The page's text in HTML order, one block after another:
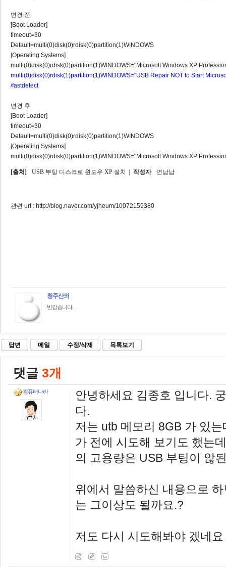
변경 전
[Boot Loader]
timeout=30
Default=multi(0)disk(0)rdisk(0)partition(1)WINDOWS
[Operating Systems]
multi(0)disk(0)rdisk(0)partition(1)WINDOWS="Microsoft Windows XP
multi(0)disk(0)rdisk(1)partition(1)WINDOWS="USB Repair NOT to Start
/fastdetect
변경 후
[Boot Loader]
timeout=30
Default=multi(0)disk(0)rdisk(0)partition(1)WINDOWS
[Operating Systems]
multi(0)disk(0)rdisk(0)partition(1)WINDOWS="Microsoft Windows XP
[출처] USB 부팅 디스크로 윈도우 XP 설치 작성자 연남남
관련 url : http://blog.naver.com/yjheum/10072159380
청주산의
반갑습니다.
답변 메일 수정/삭제 목록보기
댓글 3개
컴퓨터나라
안녕하세요 김종호 입니다.
다.
저는 utb 메모리 8GB 가 있
가 전에 시도해 보기도 했는
의 고용량은 USB 부팅이 않
위에서 말씀하신 내용으로
는 그이상도 될까요.?
저도 다시 시도해봐야 겠네